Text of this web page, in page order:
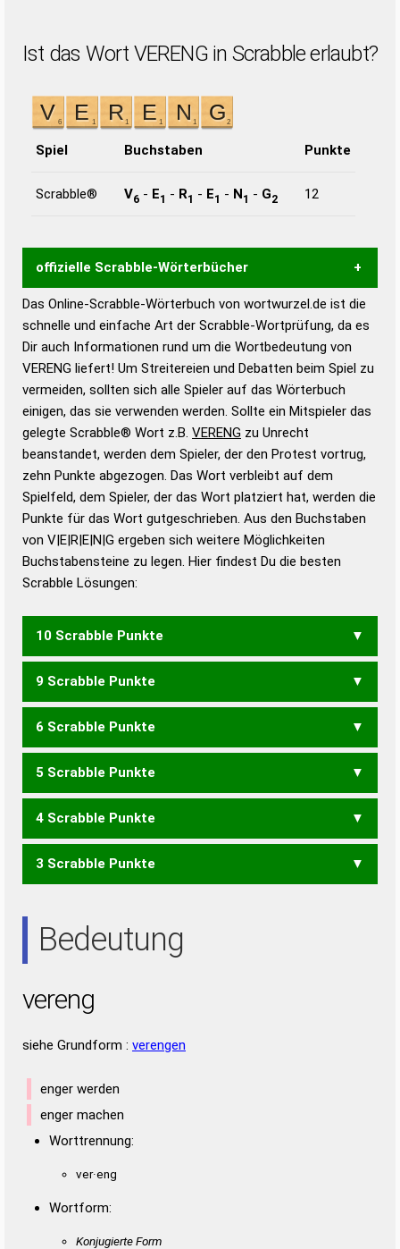
Ist das Wort VERENG in Scrabble erlaubt?
Spiel Buchstaben Punkte
Scrabble® V6 - E1 - R1 - E1 - N1 - G2 12
offizielle Scrabble-Wörterbücher
Wortwurzel liefert mit Hilfe eines semantischen
Wortanalyse-Algorithmus gute Anhaltspunkte zu
Wortbedeutung, Worttrennung und Wortform, um die
Gültigkeit eines Wortes für das Scrabble-Spiel zu
bestimmen!
zugelassene Turnier Scrabble-
Wörterbücher sind:
Duden – Standardwerk in 12 Bänden
Duden – Richtiges und gutes
Deutsch
Duden – Die deutsche Grammatik
Duden – Deutsches
Das Online-Scrabble-Wörterbuch von wortwurzel.de ist die
schnelle und einfache Art der Scrabble-Wortprüfung, da es
Dir auch Informationen rund um die Wortbedeutung von
VERENG liefert! Um Streitereien und Debatten beim Spiel zu
vermeiden, sollten sich alle Spieler auf das Wörterbuch
einigen, das sie verwenden werden. Sollte ein Mitspieler das
gelegte Scrabble® Wort z.B. VERENG zu Unrecht
beanstandet, werden dem Spieler, der den Protest vortrug,
zehn Punkte abgezogen. Das Wort verbleibt auf dem
Spielfeld, dem Spieler, der das Wort platziert hat, werden die
Punkte für das Wort gutgeschrieben. Aus den Buchstaben
von V|E|R|E|N|G ergeben sich weitere Möglichkeiten
Buchstabensteine zu legen. Hier findest Du die besten
Scrabble Lösungen:
10 Scrabble Punkte
ERVEN NERVE
9 Scrabble Punkte
ERVE NERV VENE
6 Scrabble Punkte
ENGER GENRE GEREN
REGNE
5 Scrabble Punkte
ENGE GENE GERE GERN
4 Scrabble Punkte
ERG GEN GER REG NEER
3 Scrabble Punkte
Bedeutung
vereng
siehe Grundform : verengen
enger werden
enger machen
Worttrennung:
ver·eng
Wortform:
Konjugierte Form